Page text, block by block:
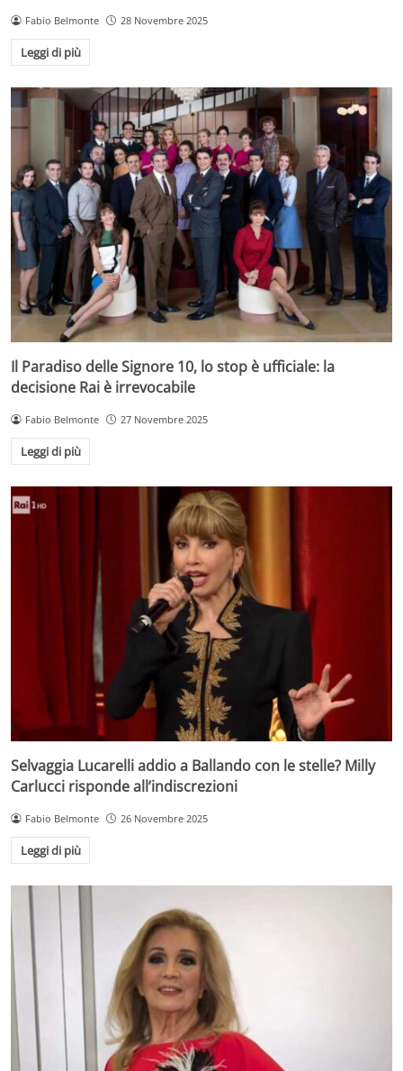
Fabio Belmonte 28 Novembre 2025
Leggi di più
Il Paradiso delle Signore 10, lo stop è ufficiale: la
decisione Rai è irrevocabile
Fabio Belmonte 27 Novembre 2025
Leggi di più
Selvaggia Lucarelli addio a Ballando con le stelle? Milly
Carlucci risponde all’indiscrezioni
Fabio Belmonte 26 Novembre 2025
Leggi di più